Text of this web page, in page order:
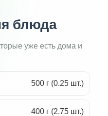
блюда
уже есть дома и
500 г (0.25 шт.)
400 г (2.75 шт.)